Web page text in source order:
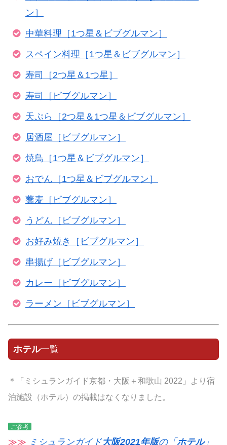
ン］
中華料理［1つ星＆ビブグルマン］
スペイン料理［1つ星＆ビブグルマン］
寿司［2つ星＆1つ星］
寿司［ビブグルマン］
天ぷら［2つ星＆1つ星＆ビブグルマン］
居酒屋［ビブグルマン］
焼鳥［1つ星＆ビブグルマン］
おでん［1つ星＆ビブグルマン］
蕎麦［ビブグルマン］
うどん［ビブグルマン］
お好み焼き［ビブグルマン］
串揚げ［ビブグルマン］
カレー［ビブグルマン］
ラーメン［ビブグルマン］
ホテル一覧
＊「ミシュランガイド京都・大阪＋和歌山 2022」より宿
泊施設（ホテル）の掲載はなくなりました。
ご参考
≫≫ ミシュランガイド大阪2021年版の「ホテル」